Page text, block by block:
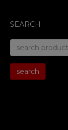
SEARCH
search
for:
search